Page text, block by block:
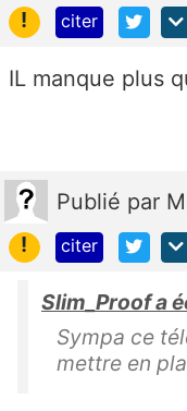
! citer
IL manque plus
Publié par
!
citer
Slim_Proof a
Sympa ce
mettre en